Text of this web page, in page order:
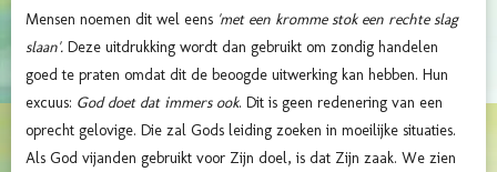
Mensen noemen dit wel eens 'met een kromme stok een rechte slag
slaan'. Deze uitdrukking wordt dan gebruikt om zondig handelen
goed te praten omdat dit de beoogde uitwerking kan hebben. Hun
excuus: God doet dat immers ook. Dit is geen redenering van een
oprecht gelovige. Die zal Gods leiding zoeken in moeilijke situaties.
Als God vijanden gebruikt voor Zijn doel, is dat Zijn zaak. We zien